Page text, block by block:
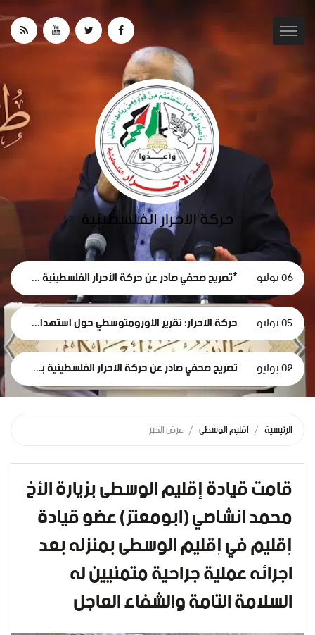
06 يوليو *تصريح صحفي صادر عن حركة الأحرار الفلسطينية حول استقالة لجنة الطوارئ في غزة
05 يوليو حركة الأحرار: تقرير الأورومتوسطي حول استهداف الرموز الطبية في سجون الاحتلال وثيقة إدانة وجريمة حرب موصوفة
02 يوليو تصريح صحفي صادر عن حركة الأحرار الفلسطينية بمناسبة مرور 1000 يومٍ من حرب الإبادة... وفظاعة جرائم الاحتلال في قطاع غزة*
الرئيسية اقليم الوسطى عرض الخبر
قامت قيادة إقليم الوسطى بزيارة الأخ
محمد انشاصي (ابومعتز) عضو قيادة
إقليم في إقليم الوسطى بمنزله بعد
اجرائه عملية جراحية متمنيين له
السلامة التامة والشفاء العاجل